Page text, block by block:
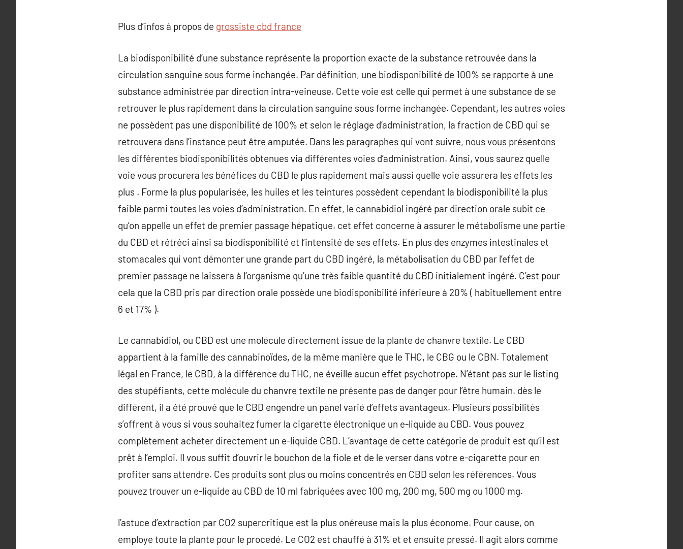
Plus d’infos à propos de grossiste cbd france
La biodisponibilité d’une substance représente la proportion exacte de la substance retrouvée dans la
circulation sanguine sous forme inchangée. Par définition, une biodisponibilité de 100% se rapporte à une
substance administrée par direction intra-veineuse. Cette voie est celle qui permet à une substance de se
retrouver le plus rapidement dans la circulation sanguine sous forme inchangée. Cependant, les autres voies
ne possèdent pas une disponibilité de 100% et selon le réglage d’administration, la fraction de CBD qui se
retrouvera dans l’instance peut être amputée. Dans les paragraphes qui vont suivre, nous vous présentons
les différentes biodisponibilités obtenues via différentes voies d’administration. Ainsi, vous saurez quelle
voie vous procurera les bénéfices du CBD le plus rapidement mais aussi quelle voie assurera les effets les
plus . Forme la plus popularisée, les huiles et les teintures possèdent cependant la biodisponibilité la plus
faible parmi toutes les voies d’administration. En effet, le cannabidiol ingéré par direction orale subit ce
qu’on appelle un effet de premier passage hépatique. cet effet concerne à assurer le métabolisme une partie
du CBD et rétréci ainsi sa biodisponibilité et l’intensité de ses effets. En plus des enzymes intestinales et
stomacales qui vont démonter une grande part du CBD ingéré, la métabolisation du CBD par l’effet de
premier passage ne laissera à l’organisme qu’une très faible quantité du CBD initialement ingéré. C’est pour
cela que la CBD pris par direction orale possède une biodisponibilité inférieure à 20% ( habituellement entre
6 et 17% ).
Le cannabidiol, ou CBD est une molécule directement issue de la plante de chanvre textile. Le CBD
appartient à la famille des cannabinoïdes, de la même manière que le THC, le CBG ou le CBN. Totalement
légal en France, le CBD, à la différence du THC, ne éveille aucun effet psychotrope. N’étant pas sur le listing
des stupéfiants, cette molécule du chanvre textile ne présente pas de danger pour l’être humain. dès le
différent, il a été prouvé que le CBD engendre un panel varié d’effets avantageux. Plusieurs possibilités
s’offrent à vous si vous souhaitez fumer la cigarette électronique un e-liquide au CBD. Vous pouvez
complètement acheter directement un e-liquide CBD. L’avantage de cette catégorie de produit est qu’il est
prêt à l’emploi. Il vous suffit d’ouvrir le bouchon de la fiole et de le verser dans votre e-cigarette pour en
profiter sans attendre. Ces produits sont plus ou moins concentrés en CBD selon les références. Vous
pouvez trouver un e-liquide au CBD de 10 ml fabriquées avec 100 mg, 200 mg, 500 mg ou 1000 mg.
l’astuce d’extraction par CO2 supercritique est la plus onéreuse mais la plus économe. Pour cause, on
employe toute la plante pour le procedé. Le CO2 est chauffé à 31% et et ensuite pressé. Il agit alors comme